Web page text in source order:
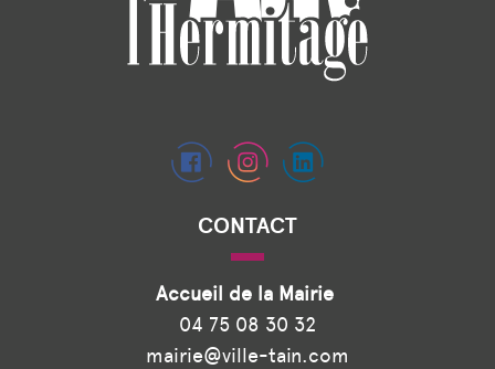
CONTACT
Accueil de la Mairie
04 75 08 30 32
mairie@ville-tain.com